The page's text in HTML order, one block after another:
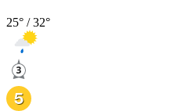
25° /32°